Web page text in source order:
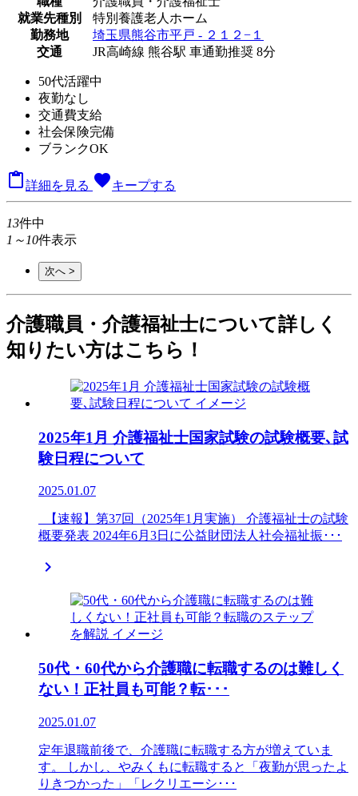
就業先種別
特別養護老人ホーム
勤務地
埼玉県熊谷市平戸 - ２１２−１
交通
JR高崎線 熊谷駅 車通勤推奨 8分
50代活躍中
夜勤なし
交通費支給
社会保険完備
ブランクOK
詳細を見る favoriteキープする
13件中
1～10件表示
次へ >
介護職員・介護福祉士について詳しく
知りたい方はこちら！
2025年1月 介護福祉士国家試験の試験概要､試
験日程について
2025.01.07
【速報】第37回（2025年1月実施） 介護福祉士の試験
概要発表 2024年6月3日に公益財団法人社会福祉振･･･

50代・60代から介護職に転職するのは難しく
ない！正社員も可能？転･･･
2025.01.07
定年退職前後で、介護職に転職する方が増えていま
す。 しかし、やみくもに転職すると「夜勤が思ったよ
りきつかった」「レクリエーシ･･･